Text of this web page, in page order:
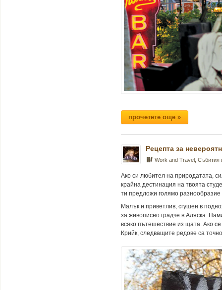
прочетете още »
Рецепта за
Work and Travel
Ако си любител на природатата,
крайна дестинация на твоята
ти предложи голямо
Малък и приветлив, сгушен в
за живописно градче в Аляска.
всяко пътешествие из щата. Ако
Крийк, следващите редове са